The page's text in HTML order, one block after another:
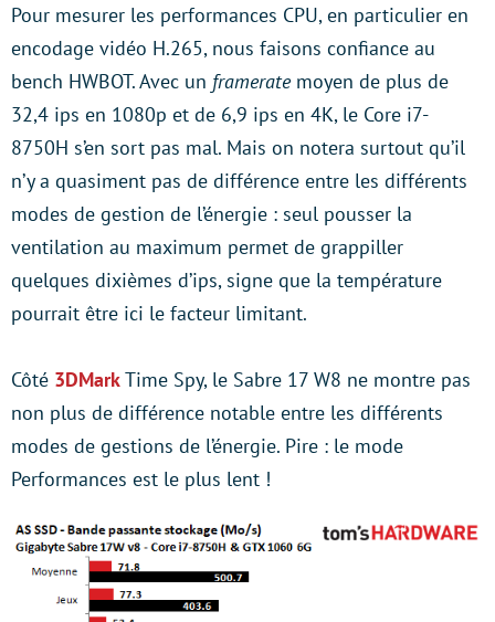
Pour mesurer les performances CPU, en particulier en
encodage vidéo H.265, nous faisons confiance au
bench HWBOT. Avec un frameratemoyen de plus de
32,4 ips en 1080p et de 6,9 ips en 4K, le Core i7-
8750H s’en sort pas mal. Mais on notera surtout qu’il
n’y a quasiment pas de différence entre les différents
modes de gestion de l’énergie : seul pousser la
ventilation au maximum permet de grappiller
quelques dixièmes d’ips, signe que la température
pourrait être ici le facteur limitant.
Côté 3DMarkTime Spy, le Sabre 17 W8 ne montre pas
non plus de différence notable entre les différents
modes de gestions de l’énergie. Pire : le mode
Performances est le plus lent !